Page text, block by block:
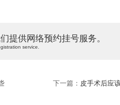
提供网络预约挂号服务。
service.
下一篇： 皮手术后应